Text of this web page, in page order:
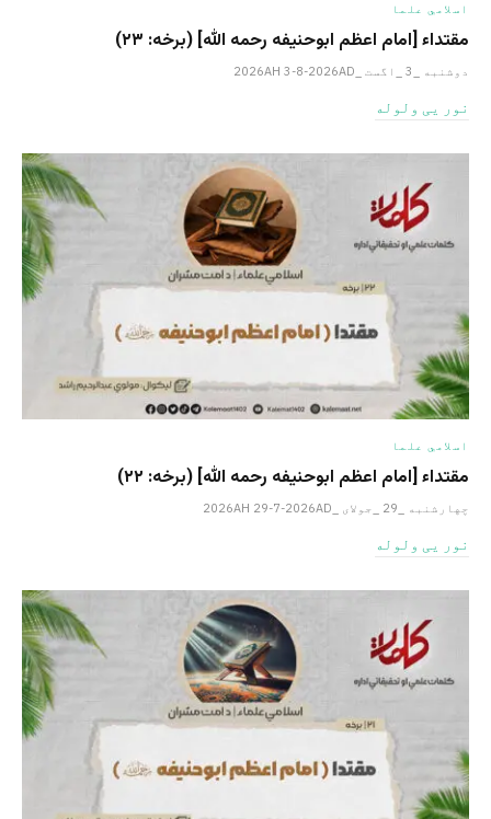
اسلامي علما
مقتداء [امام اعظم ابوحنیفه رحمه الله‎] (برخه: ۲۳)
دوشنبه _3 _اگست _2026AH 3-8-2026AD
نور یی ولوله
اسلامي علما
مقتداء [امام اعظم ابوحنیفه رحمه الله‎] (برخه: ۲۲)
چهارشنبه _29 _جولای _2026AH 29-7-2026AD
نور یی ولوله